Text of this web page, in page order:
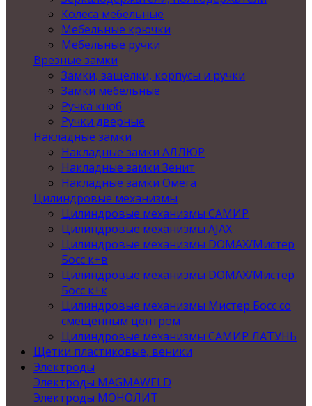
Колеса мебельные
Мебельные крючки
Мебельные ручки
Врезные замки
Замки, защелки, корпусы и ручки
Замки мебельные
Ручка кноб
Ручки дверные
Накладные замки
Накладные замки АЛЛЮР
Накладные замки Зенит
Накладные замки Омега
Цилиндровые механизмы
Цилиндровые механизмы САМИР
Цилиндровые механизмы AJAX
Цилиндровые механизмы DOMAX/Мистер
Босс к+в
Цилиндровые механизмы DOMAX/Мистер
Босс к+к
Цилиндровые механизмы Мистер Босс со
смещенным центром
Цилиндровые механизмы САМИР ЛАТУНЬ
Щетки пластиковые, веники
Электроды
Электроды MAGMAWELD
Электроды МОНОЛИТ